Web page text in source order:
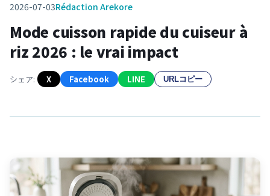
2026-07-03Rédaction Arekore
Mode cuisson rapide du cuiseur à
riz 2026 : le vrai impact
シェア: X Facebook LINE URLコピー